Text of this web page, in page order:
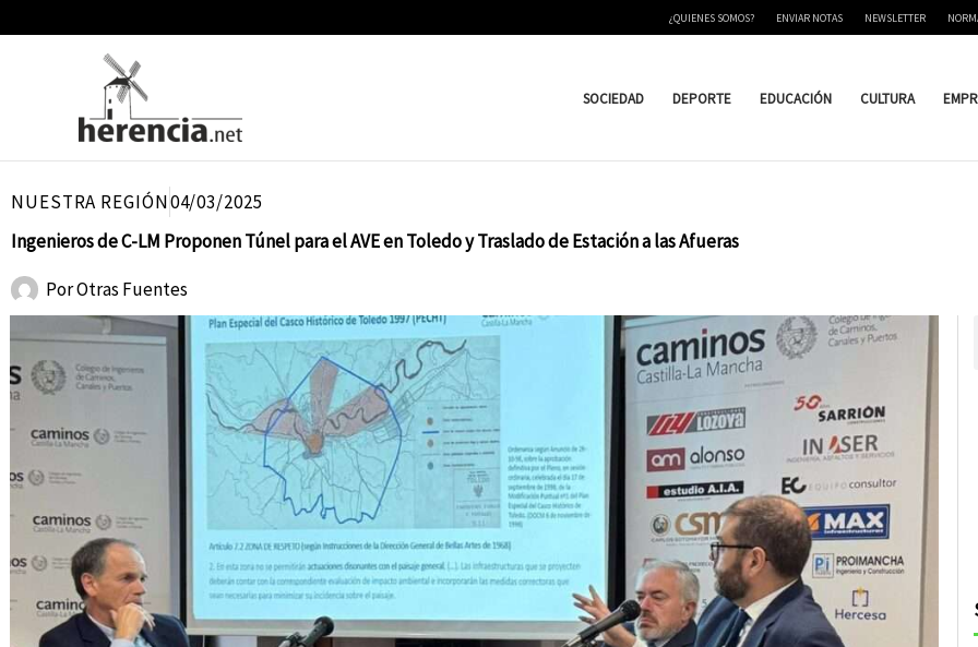
¿QUIENES SOMOS? ENVIAR NOTAS NEWSLETTER
SOCIEDAD DEPORTE EDUCACIÓN CULTURA
NUESTRA REGIÓN04/03/2025
Ingenieros de C-LM Proponen Túnel para el AVE en Toledo y Traslado de Estación a las Afueras
PorOtras Fuentes